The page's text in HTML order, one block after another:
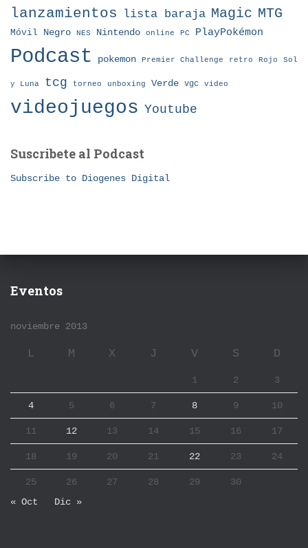
lanzamientos lista baraja Magic MTG
Móvil Negro NES Nintendo online PC PlayPokémon
Podcast pokemon Premier Challenge retro Rojo Sol
y Luna tcg torneo unboxing Verde vgc video
videojuegos Youtube
Suscribete al Podcast
Subscribe to Diogenes Digital
Eventos
noviembre 2013
L M X J V S D
1 2 3
4 5 6 7 8 9 10
11 12 13 14 15 16 17
18 19 20 21 22 23 24
25 26 27 28 29
30
« Oct
Dic »